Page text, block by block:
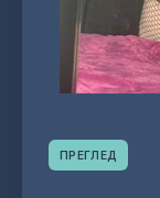
ПРЕГЛЕД